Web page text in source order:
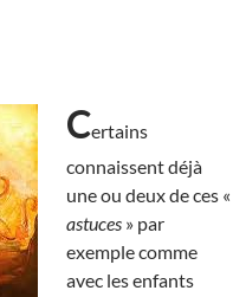
Certains
connaissent déjà
une ou deux de ces «
astuces » par
exemple comme
avec les enfants